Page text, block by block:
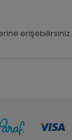
erişebilirsiniz.